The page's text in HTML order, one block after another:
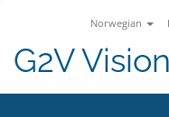
Norwegian
G2V Vision